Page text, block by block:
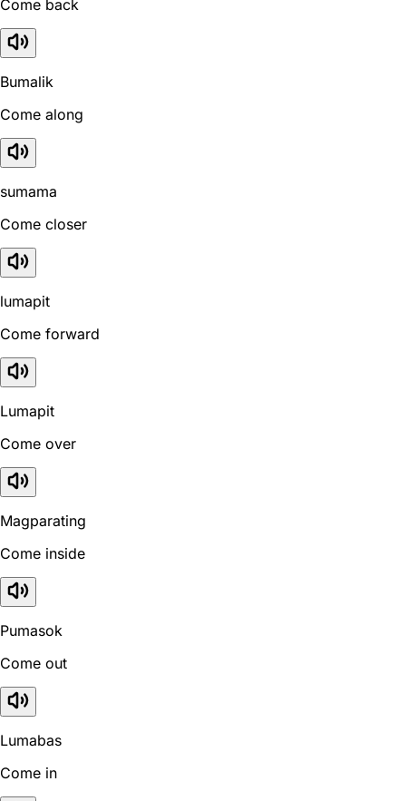
Come back
Bumalik
Come along
sumama
Come closer
lumapit
Come forward
Lumapit
Come over
Magparating
Come inside
Pumasok
Come out
Lumabas
Come in